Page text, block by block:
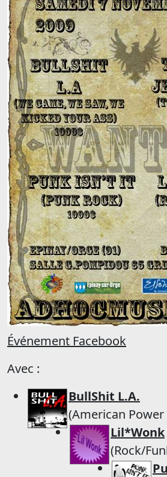
Événement Facebook
Avec :
BullShit L.A.
(American Power
Lil*Wonk
(Rock/